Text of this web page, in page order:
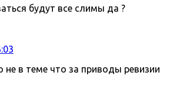
будут все слимы да ?
в теме что за приводы ревизии